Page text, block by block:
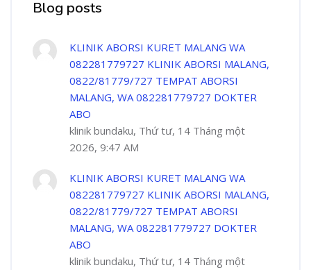
Blog posts
KLINIK ABORSI KURET MALANG WA
082281779727 KLINIK ABORSI MALANG,
0822/81779/727 TEMPAT ABORSI
MALANG, WA 082281779727 DOKTER
ABO
klinik bundaku, Thứ tư, 14 Tháng một
2026, 9:47 AM
KLINIK ABORSI KURET MALANG WA
082281779727 KLINIK ABORSI MALANG,
0822/81779/727 TEMPAT ABORSI
MALANG, WA 082281779727 DOKTER
ABO
klinik bundaku, Thứ tư, 14 Tháng một